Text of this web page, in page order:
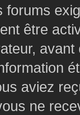
forums
être
aviez
ne